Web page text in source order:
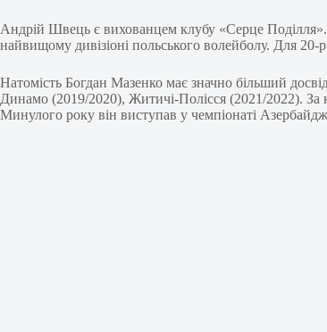
Андрій Швець є вихованцем клубу «Серце Поділля».
найвищому дивізіоні польського волейболу. Для 20-
Натомість Богдан Мазенко має значно більший
Динамо (2019/2020), Житичі-Полісся (2021/2022). За
Минулого року він виступав у чемпіонаті